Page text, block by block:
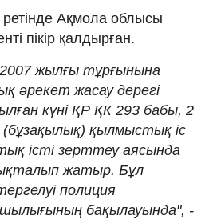
Ақмола облысы
пікір қалдырған.
жылғы тұрғынына
әрекет жасау дерегі
күні ҚР ҚК 293 бабы, 2
қылмыстық іс
істі зерттеу аясында
жатыр. Бұл
полиция
бақылауында", -